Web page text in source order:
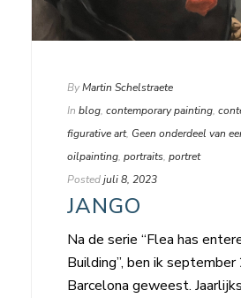
ByMartin Schelstraete
In blog, contemporary painting,
figurative art, Geen onderdeel van
oilpainting, portraits, portret
Postedjuli 8, 2023
JANGO
Na de serie “Flea has
Building”, ben ik
Barcelona geweest.